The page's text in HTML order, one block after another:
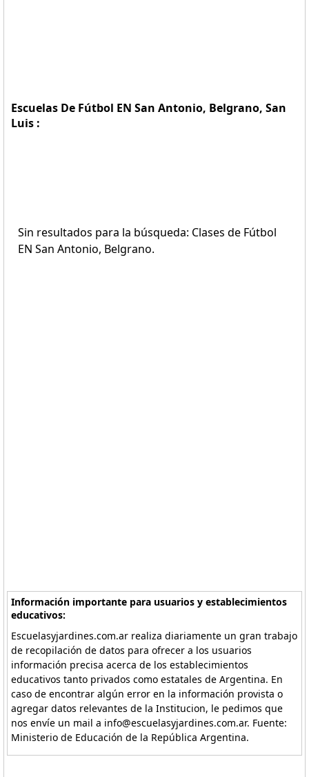
Escuelas De Fútbol EN San Antonio, Belgrano, San
Luis :
Sin resultados para la búsqueda: Clases de Fútbol
EN San Antonio, Belgrano.
Información importante para usuarios y establecimientos
educativos:
Escuelasyjardines.com.ar realiza diariamente un gran trabajo
de recopilación de datos para ofrecer a los usuarios
información precisa acerca de los establecimientos
educativos tanto privados como estatales de Argentina. En
caso de encontrar algún error en la información provista o
agregar datos relevantes de la Institucion, le pedimos que
nos envíe un mail a info@escuelasyjardines.com.ar. Fuente:
Ministerio de Educación de la República Argentina.